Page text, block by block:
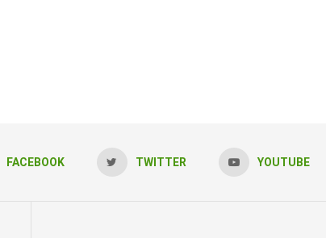
FACEBOOK TWITTER YOUTUBE